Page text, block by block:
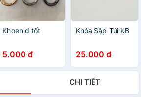
Khoen d tốt
5.000 đ
Khóa Sập Túi KB
25.000 đ
CHI TIẾT